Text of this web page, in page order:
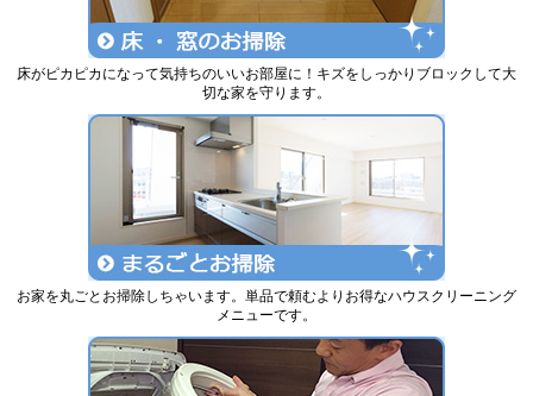
床がピカピカになって気持ちのいいお部屋に！キズをしっかりブロックして大
切な家を守ります。
お家を丸ごとお掃除しちゃいます。単品で頼むよりお得なハウスクリーニング
メニューです。